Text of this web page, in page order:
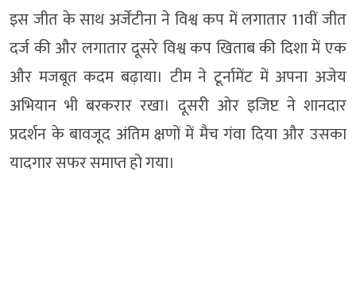
इस जीत के साथ अर्जेंटीना ने विश्व कप में लगातार 11वीं जीत
दर्ज की और लगातार दूसरे विश्व कप खिताब की दिशा में एक
और मजबूत कदम बढ़ाया। टीम ने टूर्नामेंट में अपना अजेय
अभियान भी बरकरार रखा। दूसरी ओर इजिप्ट ने शानदार
प्रदर्शन के बावजूद अंतिम क्षणों में मैच गंवा दिया और उसका
यादगार सफर समाप्त हो गया।